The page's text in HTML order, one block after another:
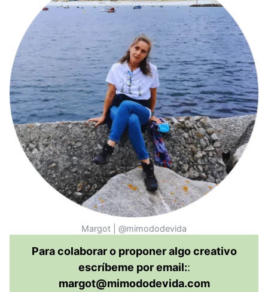
Margot | @mimododevida
Para colaborar o proponer algo creativo
escríbeme por email::
margot@mimododevida.com